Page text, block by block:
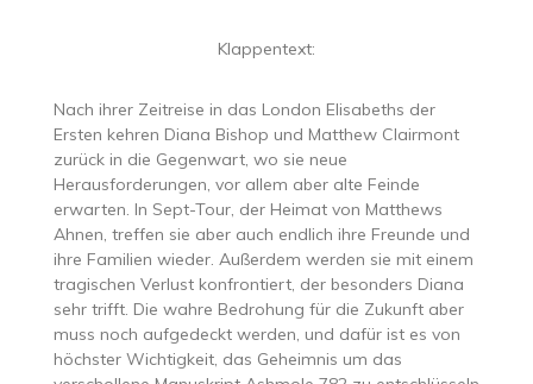
Klappentext:
Nach ihrer Zeitreise in das London Elisabeths der
Ersten kehren Diana Bishop und Matthew Clairmont
zurück in die Gegenwart, wo sie neue
Herausforderungen, vor allem aber alte Feinde
erwarten. In Sept-Tour, der Heimat von Matthews
Ahnen, treffen sie aber auch endlich ihre Freunde und
ihre Familien wieder. Außerdem werden sie mit einem
tragischen Verlust konfrontiert, der besonders Diana
sehr trifft. Die wahre Bedrohung für die Zukunft aber
muss noch aufgedeckt werden, und dafür ist es von
höchster Wichtigkeit, das Geheimnis um das